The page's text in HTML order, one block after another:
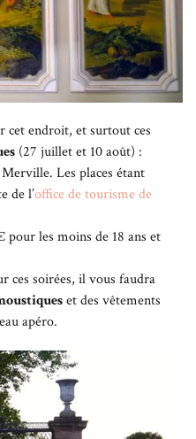
cet endroit, et surtout ces
(27 juillet et 10 août) :
Les places étant
de l’office de tourisme de
les moins de 18 ans et
ces soirées, il vous faudra
et des vêtements
apéro.